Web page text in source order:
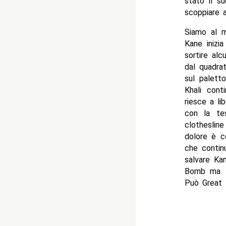
scoppiare
Siamo al
Kane
sortire
dal
sul
Khali
riesce a
con la
dolore è
che
salvare
Bomb ma
Può